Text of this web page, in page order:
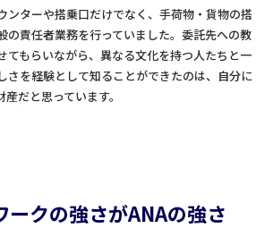
ンターや搭乗口だけでなく、手荷物・貨物の搭
の責任者業務を行っていました。委託先への教
てもらいながら、異なる文化を持つ人たちと一
さを経験として知ることができたのは、自分に
だと思っています。
ークの強さがANAの強さ